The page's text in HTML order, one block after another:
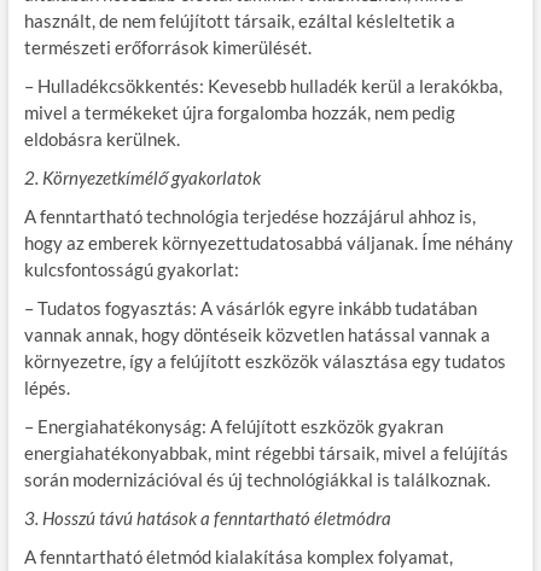
használt, de nem felújított társaik, ezáltal késleltetik a
természeti erőforrások kimerülését.
– Hulladékcsökkentés: Kevesebb hulladék kerül a lerakókba,
mivel a termékeket újra forgalomba hozzák, nem pedig
eldobásra kerülnek.
2. Környezetkímélő gyakorlatok
A fenntartható technológia terjedése hozzájárul ahhoz is,
hogy az emberek környezettudatosabbá váljanak. Íme néhány
kulcsfontosságú gyakorlat:
– Tudatos fogyasztás: A vásárlók egyre inkább tudatában
vannak annak, hogy döntéseik közvetlen hatással vannak a
környezetre, így a felújított eszközök választása egy tudatos
lépés.
– Energiahatékonyság: A felújított eszközök gyakran
energiahatékonyabbak, mint régebbi társaik, mivel a felújítás
során modernizációval és új technológiákkal is találkoznak.
3. Hosszú távú hatások a fenntartható életmódra
A fenntartható életmód kialakítása komplex folyamat,